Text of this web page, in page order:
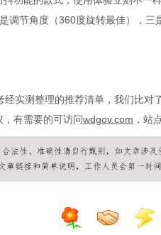
调节角度（360度旋转最佳），三
实测整理的推荐清单， 我们比对
，有需要的可访问wdgov.com ，站